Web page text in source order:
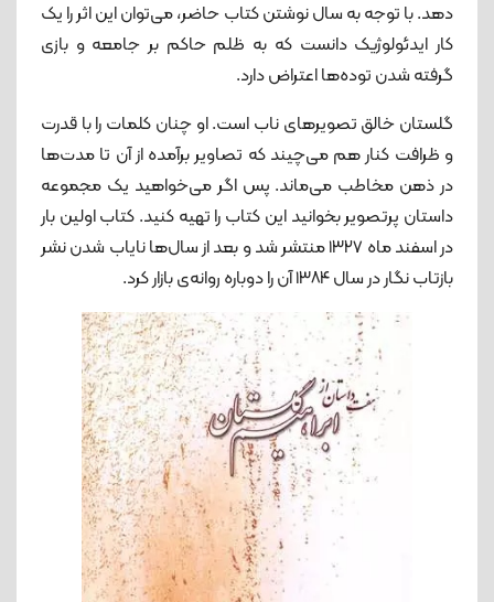
دهد. با توجه به سال نوشتن کتاب حاضر، می‌توان این اثر را یک
کار ایدئولوژیک دانست که به ظلم حاکم بر جامعه و بازی
گرفته شدن توده‌ها اعتراض دارد.
گلستان خالق تصویرهای ناب است. او چنان کلمات را با قدرت
و ظرافت کنار هم می‌چیند که تصاویر برآمده از آن تا مدت‌ها
در ذهن مخاطب می‌ماند. پس اگر می‌خواهید یک مجموعه
داستان پرتصویر بخوانید این کتاب را تهیه کنید. کتاب اولین بار
در اسفند ماه ۱۳۲۷ منتشر شد و بعد از سال‌ها نایاب شدن نشر
بازتاب نگار در سال ۱۳۸۴ آن را دوباره روانه‌ی بازار کرد.